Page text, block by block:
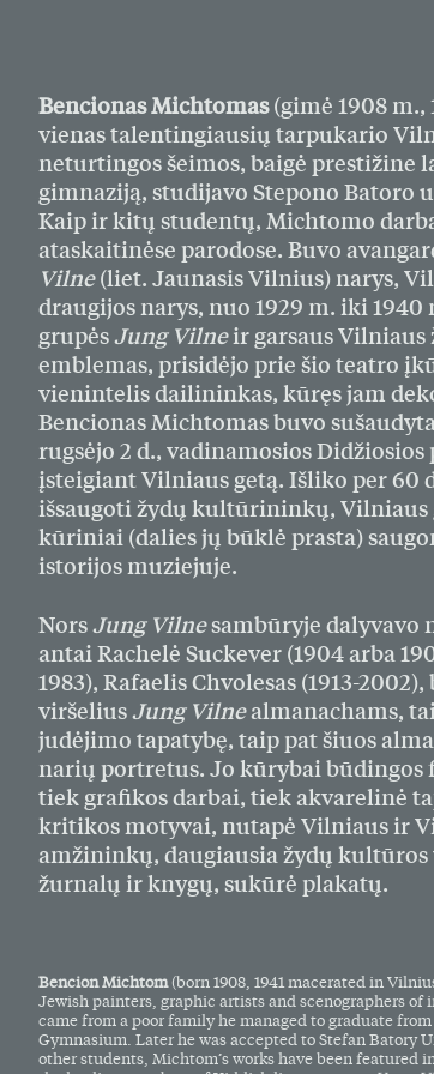
Bencionas Michtomas(gimė 1908
vienas talentingiausių tarpukario
neturtingos šeimos, baigė prestižine
gimnaziją, studijavo Stepono Batoro
Kaip ir kitų studentų, Michtomo
ataskaitinėse parodose. Buvo
Vilne(liet. Jaunasis Vilnius) narys,
draugijos narys, nuo 1929 m. iki
grupėsJung Vilneir garsaus Vilniaus
emblemas, prisidėjo prie šio teatro
vienintelis dailininkas, kūręs jam
Bencionas Michtomas buvo
rugsėjo 2 d., vadinamosios
įsteigiant Vilniaus getą. Išliko per 60
išsaugoti žydų kultūrininkų,
kūriniai (dalies jų būklė prasta)
istorijos muziejuje.
NorsJung Vilnesambūryje dalyvavo
antai Rachelė Suckever (1904 arba
1983), Rafaelis Chvolesas (1913-
viršeliusJung Vilnealmanachams,
judėjimo tapatybę, taip pat šiuos
narių portretus. Jo kūrybai būdingos
tiek grafikos darbai, tiek akvarelinė
kritikos motyvai, nutapė Vilniaus ir
amžininkų, daugiausia žydų
žurnalų ir knygų, sukūrė plakatų.
Bencion Michtom(born 1908, 1941 macerated in
Jewish painters, graphic artists and scenographers
came from a poor family he managed to graduate
Gymnasium. Later he was accepted to Stefan Batory
other students, Michtom’s works have been featured